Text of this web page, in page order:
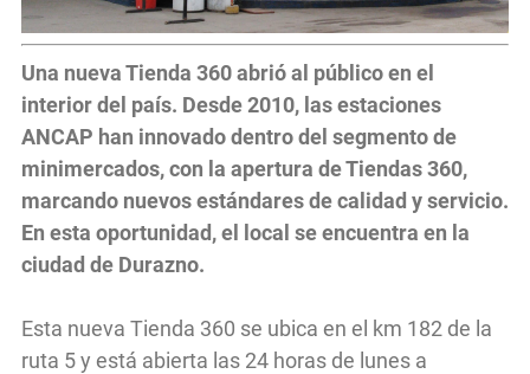
Una nueva Tienda 360 abrió al público en el
interior del país. Desde 2010, las estaciones
ANCAP han innovado dentro del segmento de
minimercados, con la apertura de Tiendas 360,
marcando nuevos estándares de calidad y servicio.
En esta oportunidad, el local se encuentra en la
ciudad de Durazno.
Esta nueva Tienda 360 se ubica en el km 182 de la
ruta 5 y está abierta las 24 horas de lunes a